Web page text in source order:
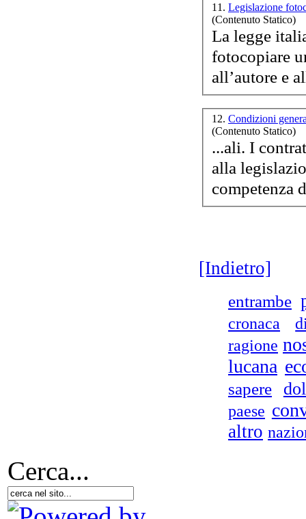
11. Legislazione
(Contenuto Statico)
La legge
fotocopiare
all’autore e
12. Condizioni
(Contenuto Statico)
...ali. I contratti tra voi e la EditricErmes Srl saranno sottoposti
alla
[Indietro]
entrambe
cronaca
ragione
lucana
sapere
paese
altro
Cerca...